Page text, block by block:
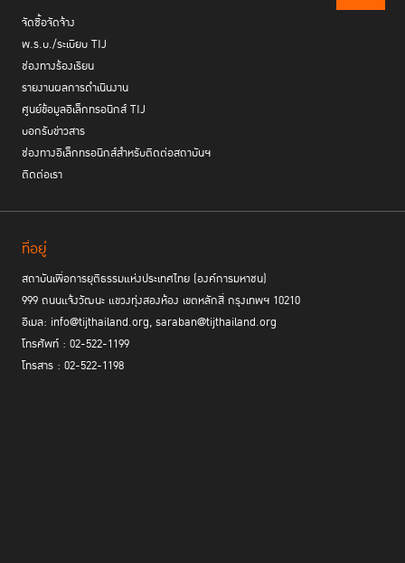
จัดซื้อจัดจ้าง
พ.ร.บ./ระเบียบ TIJ
ช่องทางร้องเรียน
รายงานผลการดำเนินงาน
ศูนย์ข้อมูลอิเล็กทรอนิกส์ TIJ
บอกรับข่าวสาร
ช่องทางอิเล็กทรอนิกส์สำหรับติดต่อสถาบันฯ
ติดต่อเรา
ที่อยู่
สถาบันเพื่อการยุติธรรมแห่งประเทศไทย (องค์การมหาชน)
999 ถนนแจ้งวัฒนะ แขวงทุ่งสองห้อง เขตหลักสี่ กรุงเทพฯ 10210
อีเมล: info@tijthailand.org, saraban@tijthailand.org
โทรศัพท์ : 02-522-1199
โทรสาร : 02-522-1198